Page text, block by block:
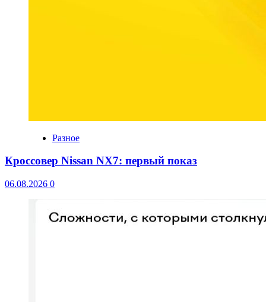
Разное
Кроссовер Nissan NX7: первый показ
06.08.2026 0